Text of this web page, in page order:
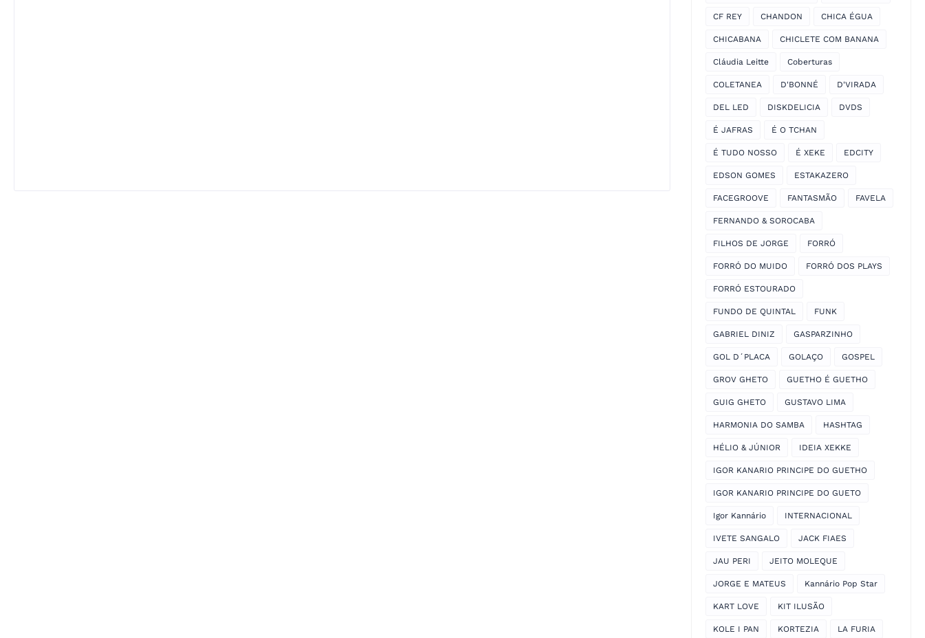
CF REY CHANDON CHICA ÉGUA
CHICABANA CHICLETE COM BANANA
Cláudia Leitte Coberturas
COLETANEA D'BONNÉ D'VIRADA
DEL LED DISKDELICIA DVDS
É JAFRAS É O TCHAN
É TUDO NOSSO É XEKE EDCITY
EDSON GOMES ESTAKAZERO
FACEGROOVE FANTASMÃO FAVELA
FERNANDO & SOROCABA
FILHOS DE JORGE FORRÓ
FORRÓ DO MUIDO FORRÓ DOS PLAYS
FORRÓ ESTOURADO
FUNDO DE QUINTAL FUNK
GABRIEL DINIZ GASPARZINHO
GOL D´PLACA GOLAÇO GOSPEL
GROV GHETO GUETHO É GUETHO
GUIG GHETO GUSTAVO LIMA
HARMONIA DO SAMBA HASHTAG
HÉLIO & JÚNIOR IDEIA XEKKE
IGOR KANARIO PRINCIPE DO GUETHO
IGOR KANARIO PRINCIPE DO GUETO
Igor Kannário INTERNACIONAL
IVETE SANGALO JACK FIAES
JAU PERI JEITO MOLEQUE
JORGE E MATEUS Kannário Pop Star
KART LOVE KIT ILUSÃO
KOLE I PAN KORTEZIA LA FURIA